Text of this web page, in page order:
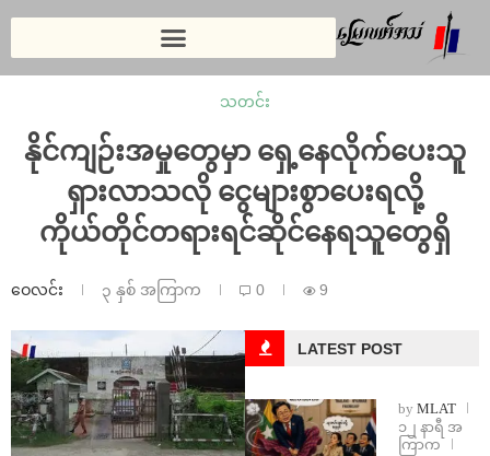
သတင်း
နိုင်ကျဉ်းအမှုတွေမှာ ရှေ့နေလိုက်ပေးသူ
ရှားလာသလို ငွေများစွာပေးရလို့
ကိုယ်တိုင်တရားရင်ဆိုင်နေရသူတွေရှိ
ဝေလင်း ၃ နှစ် အကြာက 0 9
LATEST POST
by MLAT
၁၂ နာရီ အ
ကြာက